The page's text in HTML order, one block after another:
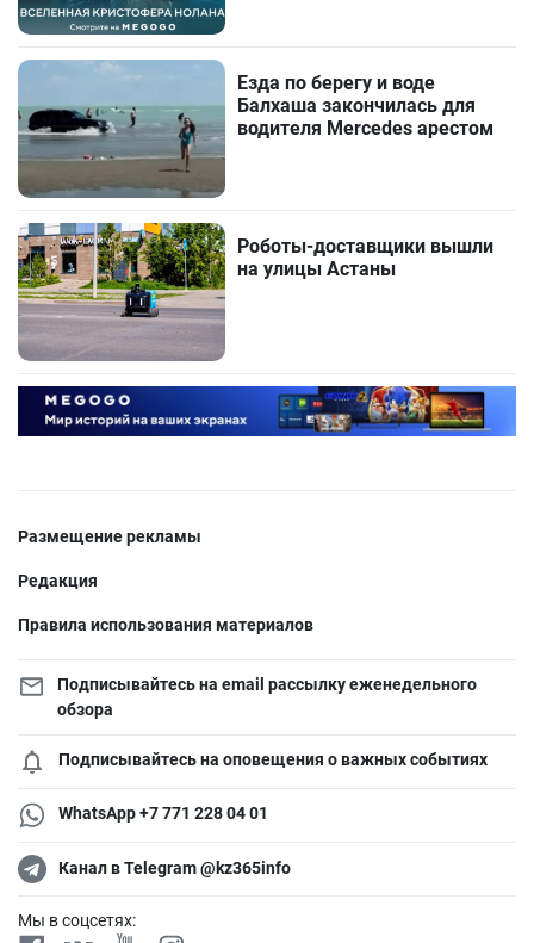
Езда по берегу и воде
Балхаша закончилась для
водителя Mercedes арестом
Роботы-доставщики вышли
на улицы Астаны
Размещение рекламы
Редакция
Правила использования материалов
Подписывайтесь на email рассылку еженедельного
обзора
Подписывайтесь на оповещения о важных событиях
WhatsApp +7 771 228 04 01
Канал в Telegram @kz365info
Мы в соцсетях: